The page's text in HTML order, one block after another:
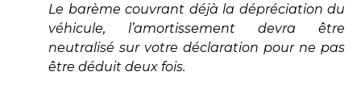
Le barème couvrant déjà la dépréciation du
véhicule, l’amortissement devra être
neutralisé sur votre déclaration pour ne pas
être déduit deux fois.